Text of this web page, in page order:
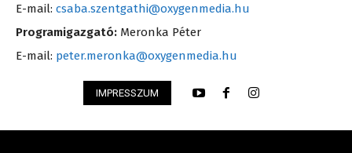
E-mail: csaba.szentgathi@oxygenmedia.hu
Programigazgató: Meronka Péter
E-mail: peter.meronka@oxygenmedia.hu
IMPRESSZUM